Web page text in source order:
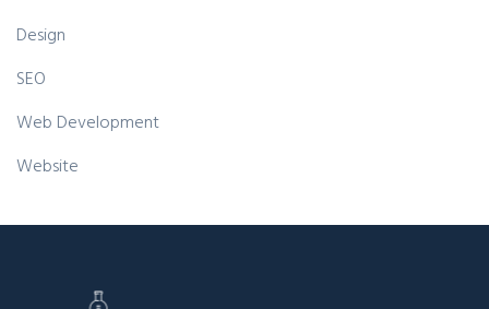
Design
SEO
Web Development
Website